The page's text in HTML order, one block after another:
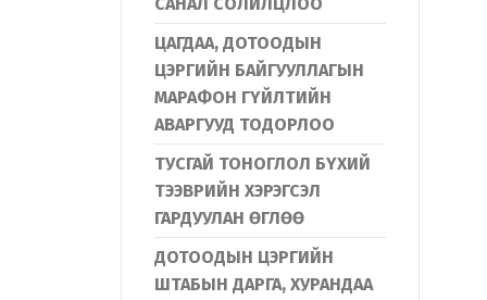
ЦАГДАА, ДОТООДЫН
ЦЭРГИЙН БАЙГУУЛЛАГЫН
МАРАФОН ГҮЙЛТИЙН
АВАРГУУД ТОДОРЛОО
ТУСГАЙ ТОНОГЛОЛ БҮХИЙ
ТЭЭВРИЙН ХЭРЭГСЭЛ
ГАРДУУЛАН ӨГЛӨӨ
ДОТООДЫН ЦЭРГИЙН
ШТАБЫН ДАРГА, ХУРАНДАА